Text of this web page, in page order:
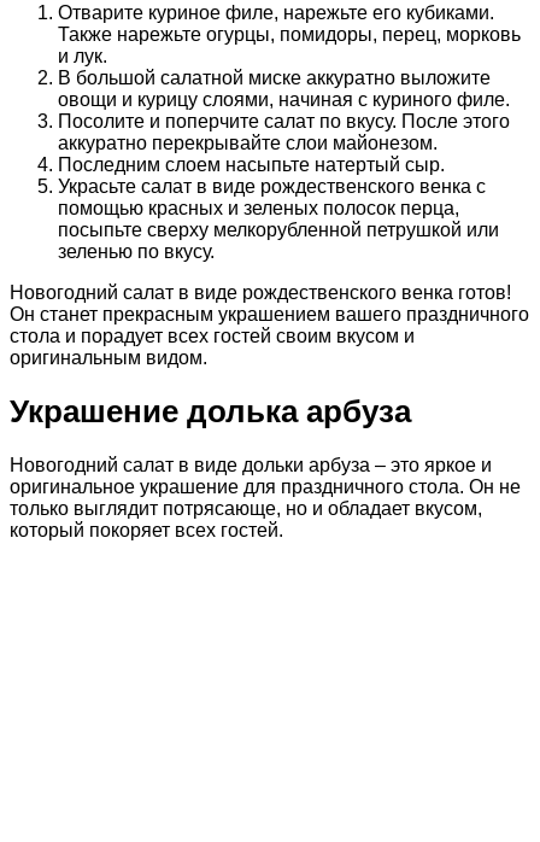
Отварите куриное филе, нарежьте его кубиками.
Также нарежьте огурцы, помидоры, перец, морковь
и лук.
В большой салатной миске аккуратно выложите
овощи и курицу слоями, начиная с куриного филе.
Посолите и поперчите салат по вкусу. После этого
аккуратно перекрывайте слои майонезом.
Последним слоем насыпьте натертый сыр.
Украсьте салат в виде рождественского венка с
помощью красных и зеленых полосок перца,
посыпьте сверху мелкорубленной петрушкой или
зеленью по вкусу.
Новогодний салат в виде рождественского венка готов!
Он станет прекрасным украшением вашего праздничного
стола и порадует всех гостей своим вкусом и
оригинальным видом.
Украшение долька арбуза
Новогодний салат в виде дольки арбуза – это яркое и
оригинальное украшение для праздничного стола. Он не
только выглядит потрясающе, но и обладает вкусом,
который покоряет всех гостей.